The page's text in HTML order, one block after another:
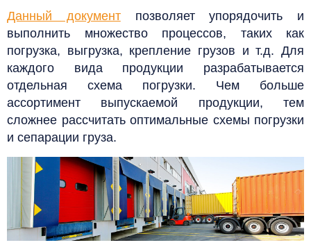
Данный документпозволяет упорядочить и
выполнить множество процессов, таких как
погрузка, выгрузка, крепление грузов и т.д. Для
каждого вида продукции разрабатывается
отдельная схема погрузки. Чем больше
ассортимент выпускаемой продукции, тем
сложнее рассчитать оптимальные схемы погрузки
и сепарации груза.